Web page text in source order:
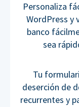
Personaliza
WordPress y
banco
sea
Tu
deserción de
recurrentes y